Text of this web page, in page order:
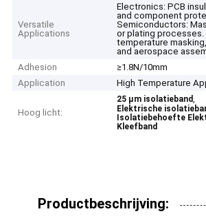
Versatile
Applications
Electronics: PCB
and component
Semiconductors:
or plating processes.
temperature
and aerospace
Adhesion
≥1.8N/10mm
Application
High Temperature
Hoog licht:
25 μm isolatieband,
Elektrische
Isolatiebehoefte
Kleefband
Productbeschrijving: